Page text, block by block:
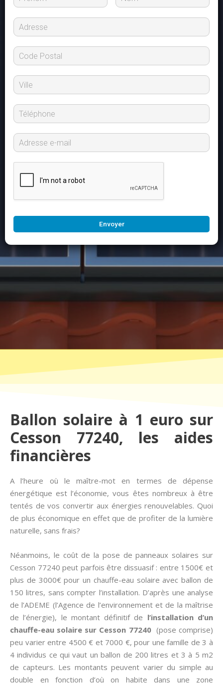
Envoyer
Ballon solaire à 1 euro sur
Cesson 77240, les aides
financières
A l’heure où le maître-mot en termes de dépense
énergétique est l’économie, vous êtes nombreux à être
tentés de vos convertir aux énergies renouvelables. Quoi
de plus économique en effet que de profiter de la lumière
naturelle, sans frais?
Néanmoins, le coût de la pose de panneaux solaires sur
Cesson 77240 peut parfois être dissuasif : entre 1500€ et
plus de 3000€ pour un chauffe-eau solaire avec ballon de
150 litres, sans compter l’installation. D’après une analyse
de l’ADEME (l’Agence de l’environnement et de la maîtrise
de l’énergie), le montant définitif de l’installation d’un
chauffe-eau solaire sur Cesson 77240(pose comprise)
peu varier entre 4500 € et 7000 €, pour une famille de 3 à
4 individus ce qui vaut un ballon de 200 litres et 3 à 5 m2
de capteurs. Les montants peuvent varier du simple au
double en fonction d’où on habite dans une zone